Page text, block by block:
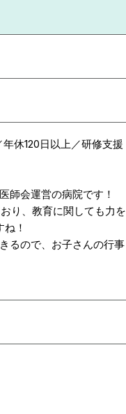
休120日以上／研修支援
師会運営の病院です！
り、教育に関しても力を
！
るので、お子さんの行事